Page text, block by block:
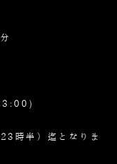
時半）迄となりま